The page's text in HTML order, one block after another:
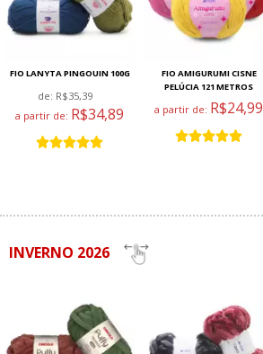
FIO LANYTA PINGOUIN 100G
de: R$35,39
a partir de: R$34,89
FIO AMIGURUMI CISNE
PELÚCIA 121 METROS
a partir de: R$24,99
INVERNO 2026